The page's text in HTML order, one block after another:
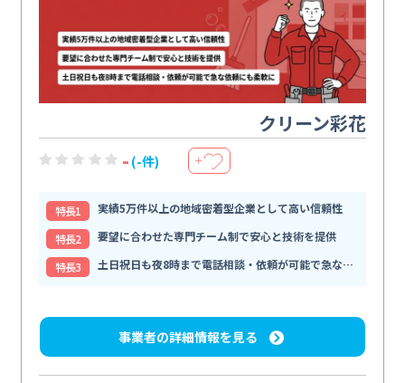
クリーン彩花
- (-件) ＋
特⻑1
実績5万件以上の地域密着型企業として高い信頼性
特⻑2
要望に合わせた専門チーム制で安心と技術を提供
特⻑3
土日祝日も夜8時まで電話相談・依頼が可能で急な依頼にも柔軟に
事業者の詳細情報を見る